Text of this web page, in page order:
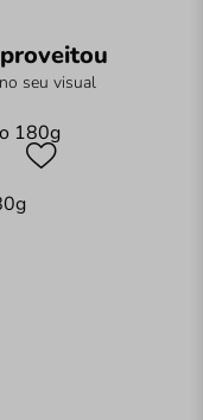
seu visual